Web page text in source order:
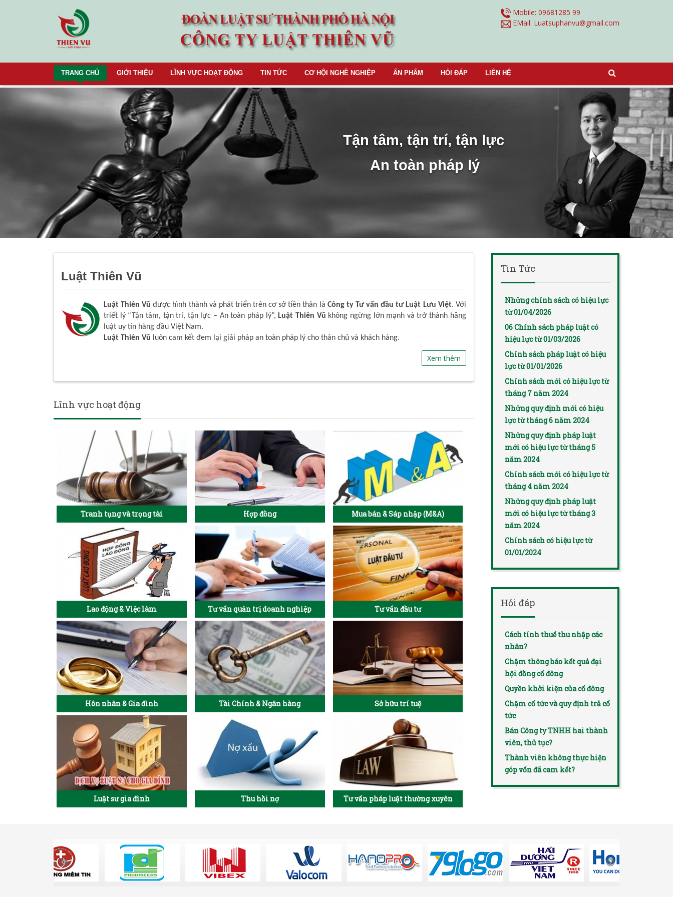
Mobile: 09681285 99
EMail: Luatsuphanvu@gmail.com
TRANG CHỦ GIỚI THIỆU LĨNH VỰC HOẠT ĐỘNG TIN TỨC CƠ HỘI NGHỀ NGHIỆP ẤN PHẨM HỎI ĐÁP LIÊN HỆ
Tận tâm, tận trí, tận lực
An toàn pháp lý
Luật Thiên Vũ
Luật Thiên Vũ được hình thành và phát triển trên cơ sở tiền thân là Công ty Tư vấn đầu tư Luật Lưu Việt. Với
triết lý “Tận tâm, tận trí, tận lực – An toàn pháp lý”,Luật Thiên Vũ không ngừng lớn mạnh và trở thành hãng
luật uy tín hàng đầu Việt Nam.
Luật Thiên Vũ luôn cam kết đem lại giải pháp an toàn pháp lý cho thân chủ và khách hàng.
Xem thêm
Lĩnh vực hoạt động
Tranh tụng và trọng tài Hợp đồng Mua bán & Sáp nhập (M&A)
Lao động & Việc làm Tư vấn quản trị doanh nghiệp Tư vấn đầu tư
Hôn nhân & Gia đình Tài Chính & Ngân hàng Sở hữu trí tuệ
Luật sư gia đình Thu hồi nợ Tư vấn pháp luật thường xuyên
Tin Tức
Những chính sách có hiệu lực
từ 01/04/2026
06 Chính sách pháp luật có
hiệu lực từ 01/03/2026
Chính sách pháp luật có hiệu
lực từ 01/01/2026
Chính sách mới có hiệu lực từ
tháng 7 năm 2024
Những quy định mới có hiệu
lực từ tháng 6 năm 2024
Những quy định pháp luật
mới có hiệu lực từ tháng 5
năm 2024
Chính sách mới có hiệu lực từ
tháng 4 năm 2024
Những quy định pháp luật
mới có hiệu lực từ tháng 3
năm 2024
Chính sách có hiệu lực từ
01/01/2024
Hỏi đáp
Cách tính thuế thu nhập các
nhân?
Chậm thông báo kết quả đại
hội đồng cổ đông
Quyền khởi kiện của cổ đông
Chậm cổ tức và quy định trả cổ
tức
Bán Công ty TNHH hai thành
viên, thủ tục?
Thành viên không thực hiện
góp vốn đã cam kết?